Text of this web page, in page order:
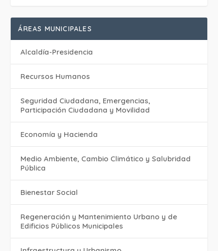
ÁREAS MUNICIPALES
Alcaldía-Presidencia
Recursos Humanos
Seguridad Ciudadana, Emergencias,
Participación Ciudadana y Movilidad
Economía y Hacienda
Medio Ambiente, Cambio Climático y Salubridad
Pública
Bienestar Social
Regeneración y Mantenimiento Urbano y de
Edificios Públicos Municipales